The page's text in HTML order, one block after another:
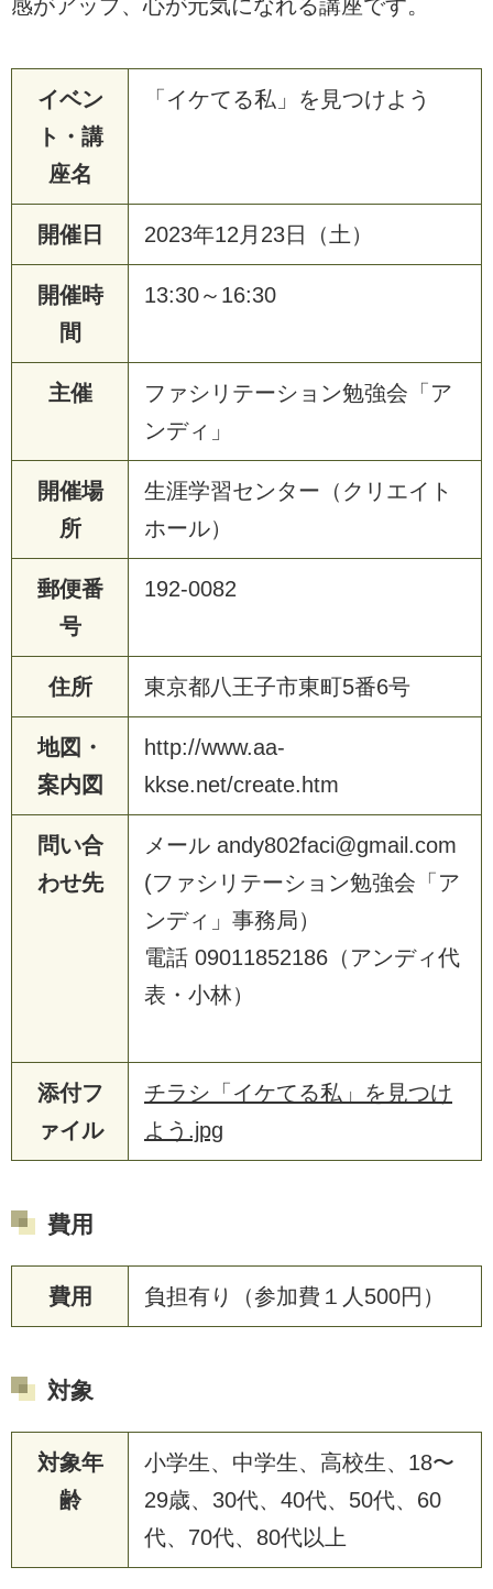
感がアップ、心が元気になれる講座です。
イベン
ト・講
座名
「イケてる私」を見つけよう
開催日 2023年12月23日（土）
開催時
間
13:30～16:30
主催
ファシリテーション勉強会「ア
ンディ」
開催場
所
生涯学習センター（クリエイト
ホール）
郵便番
号
192-0082
住所 東京都八王子市東町5番6号
地図・
案内図
http://www.aa-
kkse.net/create.htm
問い合
わせ先
メール andy802faci@gmail.com
(ファシリテーション勉強会「ア
ンディ」事務局）
電話 09011852186（アンディ代
表・小林）
添付フ
ァイル
チラシ「イケてる私」を見つけ
よう.jpg
費用
費用 負担有り（参加費１人500円）
対象
対象年
齢
小学生、中学生、高校生、18〜
29歳、30代、40代、50代、60
代、70代、80代以上